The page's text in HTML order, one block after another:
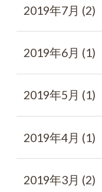
2019年7月 (2)
2019年6月 (1)
2019年5月 (1)
2019年4月 (1)
2019年3月 (2)